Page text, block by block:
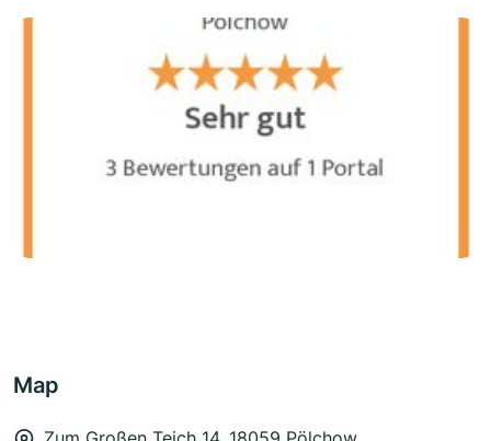
Map